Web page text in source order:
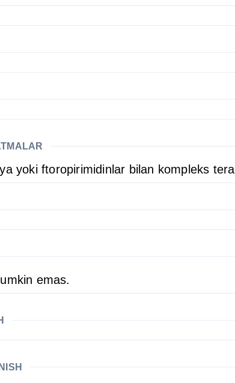
yoki ftoropirimidinlar bilan kompleks
emas.